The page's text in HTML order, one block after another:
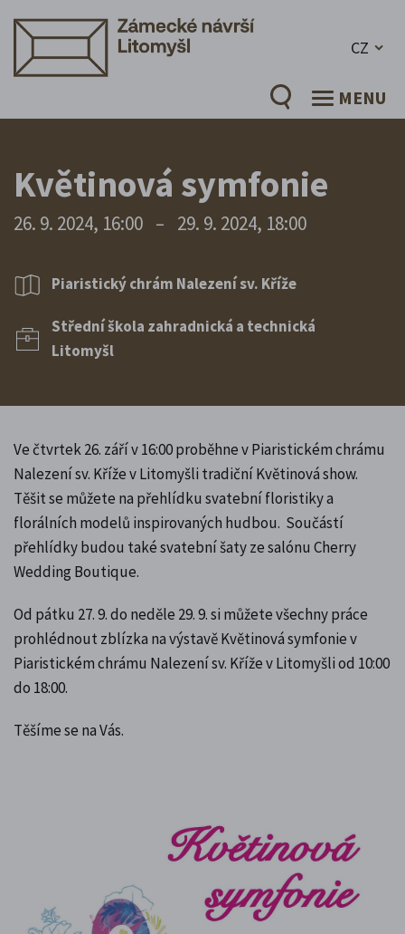
CZ
MENU
Květinová symfonie
26. 9. 2024, 16:00 – 29. 9. 2024, 18:00
Piaristický chrám Nalezení sv. Kříže
Střední škola zahradnická a technická
Litomyšl
Ve čtvrtek 26. září v 16:00 proběhne v Piaristickém chrámu
Nalezení sv. Kříže v Litomyšli tradiční Květinová show.
Těšit se můžete na přehlídku svatební floristiky a
florálních modelů inspirovaných hudbou. Součástí
přehlídky budou také svatební šaty ze salónu Cherry
Wedding Boutique.
Od pátku 27. 9. do neděle 29. 9. si můžete všechny práce
prohlédnout zblízka na výstavě Květinová symfonie v
Piaristickém chrámu Nalezení sv. Kříže v Litomyšli od 10:00
do 18:00.
Těšíme se na Vás.